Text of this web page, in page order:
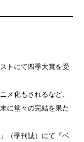
トにて四季大賞を受
メ化もされるなど、
に堂々の完結を果た
（季刊誌）にて『ベ